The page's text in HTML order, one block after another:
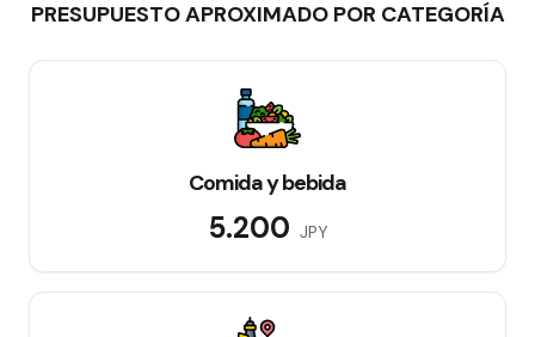
PRESUPUESTO APROXIMADO POR CATEGORÍA
Comida y bebida
5.200 JPY